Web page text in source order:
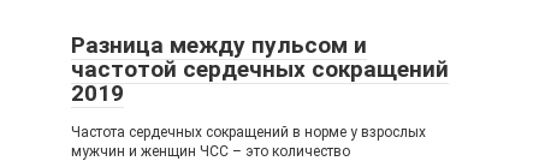
Разница между пульсом и
частотой сердечных сокращений
2019
Частота сердечных сокращений в норме у взрослых
мужчин и женщин ЧСС – это количество